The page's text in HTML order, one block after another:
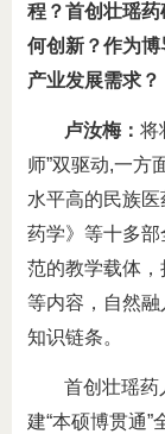
程？首创壮瑶
何创新？作为
产业发展需求？
卢汝梅：将
师”双驱动,一方
水平高的民族
药学》等十多
范的教学载体
等内容，自然
知识链条。
首创壮瑶药
建“本硕博贯通